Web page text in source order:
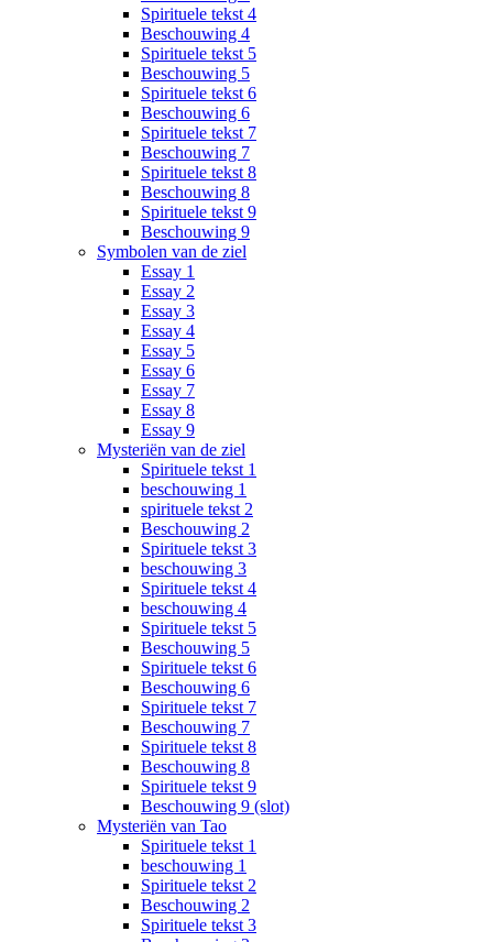
Spirituele tekst 4
Beschouwing 4
Spirituele tekst 5
Beschouwing 5
Spirituele tekst 6
Beschouwing 6
Spirituele tekst 7
Beschouwing 7
Spirituele tekst 8
Beschouwing 8
Spirituele tekst 9
Beschouwing 9
Symbolen van de ziel
Essay 1
Essay 2
Essay 3
Essay 4
Essay 5
Essay 6
Essay 7
Essay 8
Essay 9
Mysteriën van de ziel
Spirituele tekst 1
beschouwing 1
spirituele tekst 2
Beschouwing 2
Spirituele tekst 3
beschouwing 3
Spirituele tekst 4
beschouwing 4
Spirituele tekst 5
Beschouwing 5
Spirituele tekst 6
Beschouwing 6
Spirituele tekst 7
Beschouwing 7
Spirituele tekst 8
Beschouwing 8
Spirituele tekst 9
Beschouwing 9 (slot)
Mysteriën van Tao
Spirituele tekst 1
beschouwing 1
Spirituele tekst 2
Beschouwing 2
Spirituele tekst 3